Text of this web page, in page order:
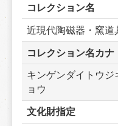
コレクション名
近現代陶磁器・窯道
コレクション名カナ
キンゲンダイトウジ
ョウ
文化財指定